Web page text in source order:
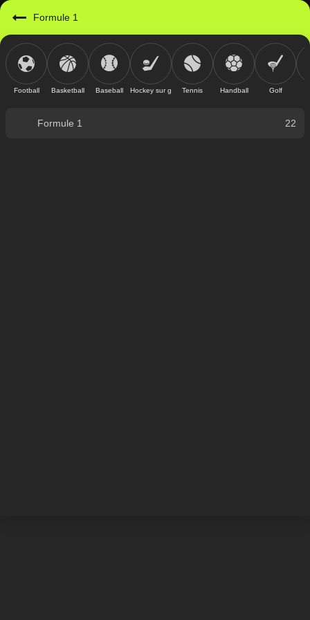
Formule 1
Football Basketball Baseball Hockey sur glaceTennis Handball Golf
Formule 1 22